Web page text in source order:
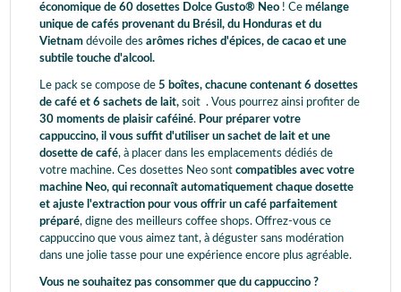
économique de 60 dosettes Dolce Gusto® Neo ! Ce mélange
unique de cafés provenant du Brésil, du Honduras et du
Vietnam dévoile des arômes riches d'épices, de cacao et une
subtile touche d'alcool.
Le pack se compose de 5 boîtes, chacune contenant 6 dosettes
de café et 6 sachets de lait, soit . Vous pourrez ainsi profiter de
30 moments de plaisir caféiné. Pour préparer votre
cappuccino, il vous suffit d'utiliser un sachet de lait et une
dosette de café, à placer dans les emplacements dédiés de
votre machine. Ces dosettes Neo sont compatibles avec votre
machine Neo, qui reconnaît automatiquement chaque dosette
et ajuste l'extraction pour vous offrir un café parfaitement
préparé, digne des meilleurs coffee shops. Offrez-vous ce
cappuccino que vous aimez tant, à déguster sans modération
dans une jolie tasse pour une expérience encore plus agréable.
Vous ne souhaitez pas consommer que du cappuccino ?